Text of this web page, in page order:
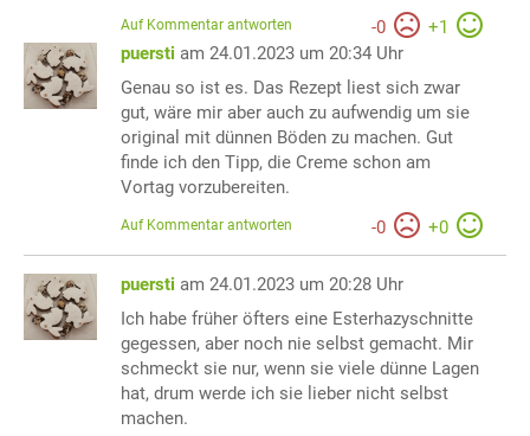
-0 +1
Auf Kommentar antworten
puersti am 24.01.2023 um 20:34 Uhr
Genau so ist es. Das Rezept liest sich zwar
gut, wäre mir aber auch zu aufwendig um sie
original mit dünnen Böden zu machen. Gut
finde ich den Tipp, die Creme schon am
Vortag vorzubereiten.
-0 +0
Auf Kommentar antworten
puersti am 24.01.2023 um 20:28 Uhr
Ich habe früher öfters eine Esterhazyschnitte
gegessen, aber noch nie selbst gemacht. Mir
schmeckt sie nur, wenn sie viele dünne Lagen
hat, drum werde ich sie lieber nicht selbst
machen.